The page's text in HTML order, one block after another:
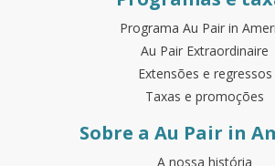
Programa Au Pair in
Au Pair Extraordinaire
Extensões e regressos
Taxas e promoções
Sobre a Au Pair in
A nossa história